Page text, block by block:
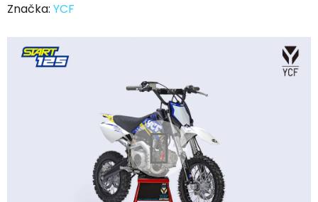
Značka: YCF